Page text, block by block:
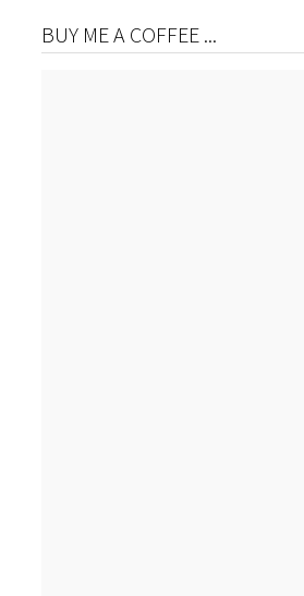
BUY ME A COFFEE ...